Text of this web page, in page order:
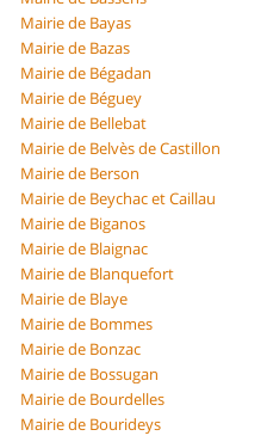
Mairie de Bayas
Mairie de Bazas
Mairie de Bégadan
Mairie de Béguey
Mairie de Bellebat
Mairie de Belvès de Castillon
Mairie de Berson
Mairie de Beychac et Caillau
Mairie de Biganos
Mairie de Blaignac
Mairie de Blanquefort
Mairie de Blaye
Mairie de Bommes
Mairie de Bonzac
Mairie de Bossugan
Mairie de Bourdelles
Mairie de Bourideys